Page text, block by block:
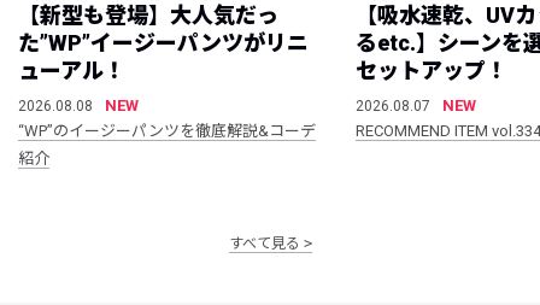
【新型も登場】大人気だっ
た”WP”イージーパンツがリニ
ューアル！
2026.08.08
NEW
“WP”のイージーパンツを徹底解説&コーデ
紹介
【吸水速乾、UV
るetc.】シーンを
セットアップ！
2026.08.07
NEW
RECOMMEND ITEM vol.334
すべて見る